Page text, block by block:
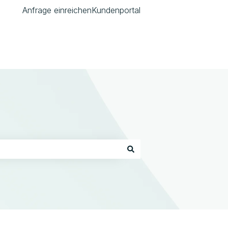
Anfrage einreichenKundenportal